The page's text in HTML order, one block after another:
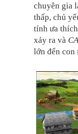
chuyên gia
thấp, chủ
tính ưa
xảy ra và
lớn đến con